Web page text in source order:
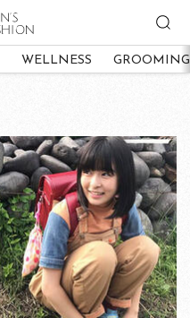
WELLNESS GROOMING